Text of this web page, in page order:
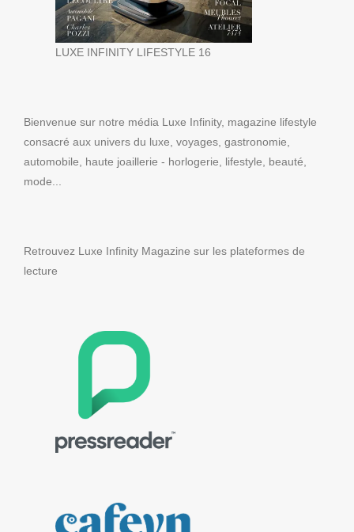
LUXE INFINITY LIFESTYLE 16
Bienvenue sur notre média Luxe Infinity, magazine lifestyle
consacré aux univers du luxe, voyages, gastronomie,
automobile, haute joaillerie - horlogerie, lifestyle, beauté,
mode...
Retrouvez Luxe Infinity Magazine sur les plateformes de
lecture